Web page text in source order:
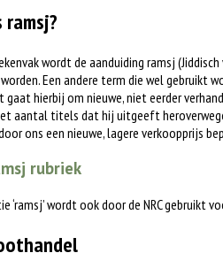
wordt de aanduiding ramsj
Een andere term die wel gebruikt
gaat hierbij om nieuwe, niet eerder
aantal titels dat hij uitgeeft
ons een nieuwe, lagere verkoopprijs
rubriek
‘ramsj’ wordt ook door de NRC gebruikt